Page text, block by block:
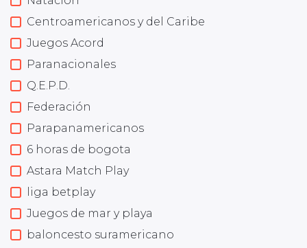
Centroamericanos y del Caribe
Juegos Acord
Paranacionales
Q.E.P.D.
Federación
Parapanamericanos
6 horas de bogota
Astara Match Play
liga betplay
Juegos de mar y playa
baloncesto suramericano